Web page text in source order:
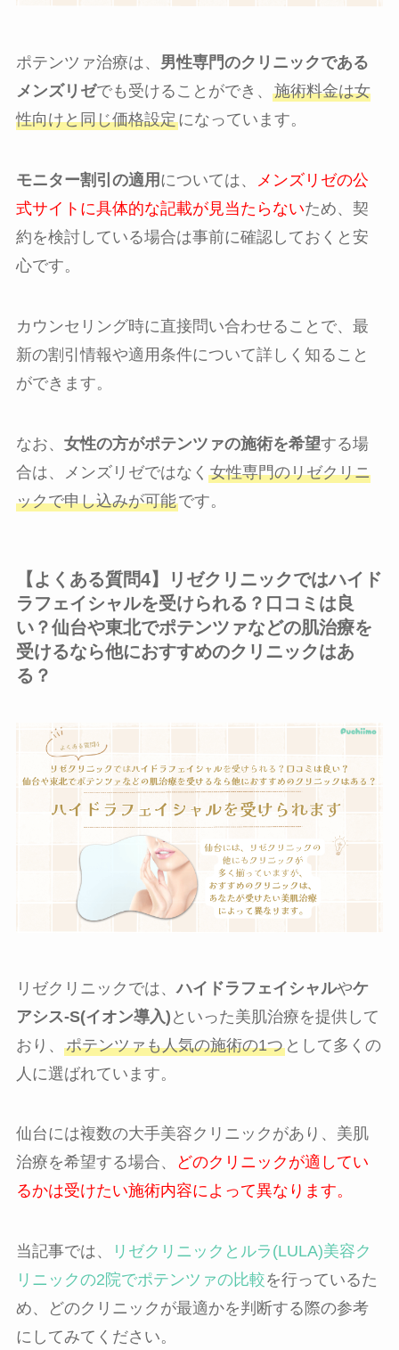
ポテンツァ治療は、 男性専門のクリニックである
メンズリゼでも受けることができ、 施術料金は女
性向けと同じ価格設定になっています。
モニター割引の適用 については、
メンズリゼの公
式サイトに具体的な記載が見当たらないため、契
約を検討している場合は事前に確認しておくと安
心です。
カウンセリング時に直接問い合わせることで、最
新の割引情報や適用条件について詳しく知ること
ができます。
なお、 女性の方がポテンツァの施術を希望する場
合は、メンズリゼではなく 女性専門のリゼクリニ
ックで申し込みが可能です。
【よくある質問4】リゼクリニックではハイド
ラフェイシャルを受けられる？口コミは良
い？仙台や東北でポテンツァなどの肌治療を
受けるなら他におすすめのクリニックはあ
る？
リゼクリニックでは、ハイドラフェイシャルやケ
アシス-S(イオン導入) といった美肌治療を提供して
おり、 ポテンツァも人気の施術の1つとして多くの
人に選ばれています。
仙台には複数の大手美容クリニックがあり、美肌
治療を希望する場合、
どのクリニックが適してい
るかは受けたい施術内容によって異なります。
当記事では、
リゼクリニックとルラ(LULA)美容ク
リニックの2院でポテンツァの比較を行っているた
め、どのクリニックが最適かを判断する際の参考
にしてみてください。